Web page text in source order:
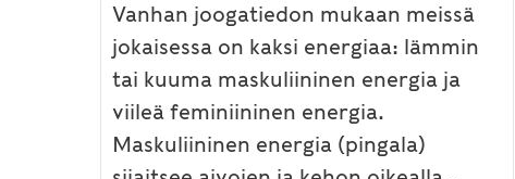
Vanhan joogatiedon mukaan meissä
jokaisessa on kaksi energiaa: lämmin
tai kuuma maskuliininen energia ja
viileä feminiininen energia.
Maskuliininen energia (pingala)